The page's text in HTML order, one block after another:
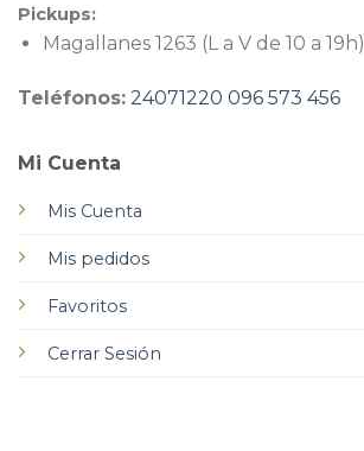
Mi Cuenta
Mis Cuenta
Mis pedidos
Favoritos
Cerrar Sesión
Pickups:
Magallanes 1263 (L a V de 10 a 19h)
Teléfonos: 24071220 096 573 456